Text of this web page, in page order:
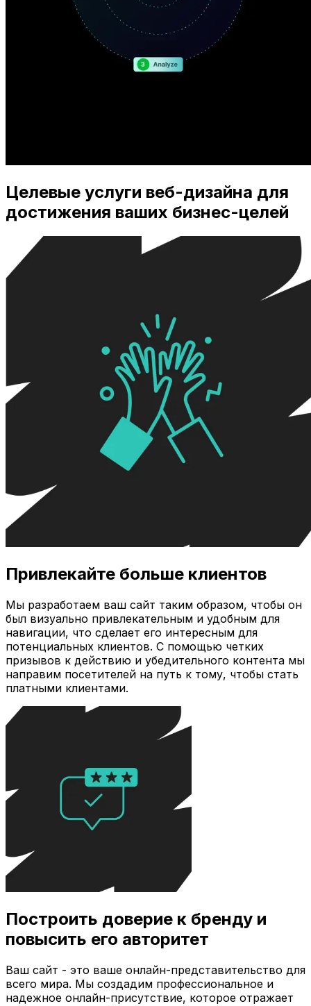
Целевые услуги веб-дизайна для
достижения ваших бизнес-целей
Привлекайте больше клиентов
Мы разработаем ваш сайт таким образом, чтобы он
был визуально привлекательным и удобным для
навигации, что сделает его интересным для
потенциальных клиентов. С помощью четких
призывов к действию и убедительного контента мы
направим посетителей на путь к тому, чтобы стать
платными клиентами.
Построить доверие к бренду и
повысить его авторитет
Ваш сайт - это ваше онлайн-представительство для
всего мира. Мы создадим профессиональное и
надежное онлайн-присутствие, которое отражает